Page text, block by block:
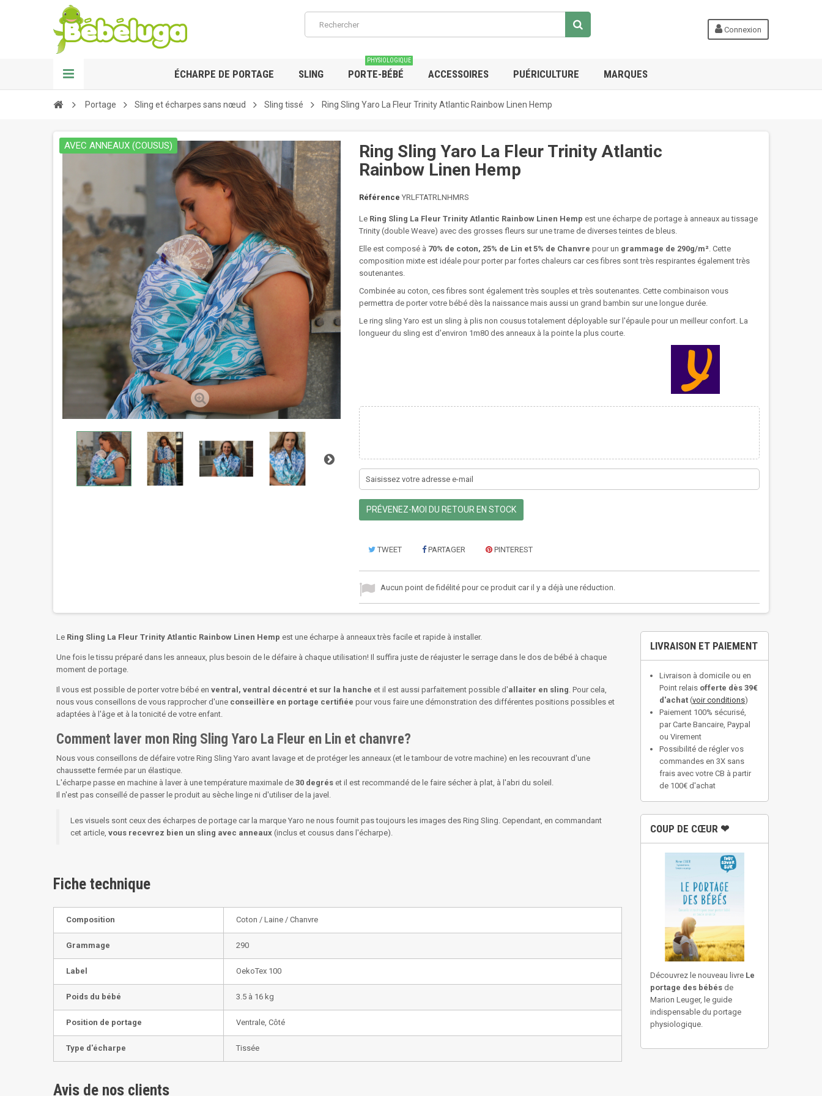
Connexion
ÉCHARPE DE PORTAGE SLING PORTE-BÉBÉ
PHYSIOLOGIQUE
ACCESSOIRES PUÉRICULTURE MARQUES
Portage Sling et écharpes sans nœud Sling tissé Ring Sling Yaro La Fleur Trinity Atlantic Rainbow Linen Hemp
AVEC ANNEAUX (COUSUS)
Ring Sling Yaro La Fleur Trinity Atlantic
Rainbow Linen Hemp
Référence YRLFTATRLNHMRS
Le Ring Sling La Fleur Trinity Atlantic Rainbow Linen Hemp est une écharpe de portage à anneaux au tissage
Trinity (double Weave) avec des grosses fleurs sur une trame de diverses teintes de bleus.
Elle est composé à 70% de coton, 25% de Lin et 5% de Chanvre pour un grammage de 290g/m². Cette
composition mixte est idéale pour porter par fortes chaleurs car ces fibres sont très respirantes également très
soutenantes.
Combinée au coton, ces fibres sont également très souples et très soutenantes. Cette combinaison vous
permettra de porter votre bébé dès la naissance mais aussi un grand bambin sur une longue durée.
Le ring sling Yaro est un sling à plis non cousus totalement déployable sur l'épaule pour un meilleur confort. La
longueur du sling est d'environ 1m80 des anneaux à la pointe la plus courte.
PRÉVENEZ-MOI DU RETOUR EN STOCK
TWEET PARTAGER PINTEREST
Aucun point de fidélité pour ce produit car il y a déjà une réduction.
Le Ring Sling La Fleur Trinity Atlantic Rainbow Linen Hemp est une écharpe à anneaux très facile et rapide à installer.
Une fois le tissu préparé dans les anneaux, plus besoin de le défaire à chaque utilisation! Il suffira juste de réajuster le serrage dans le dos de bébé à chaque
moment de portage.
Il vous est possible de porter votre bébé en ventral, ventral décentré et sur la hanche et il est aussi parfaitement possible d'allaiter en sling. Pour cela,
nous vous conseillons de vous rapprocher d'une conseillère en portage certifiée pour vous faire une démonstration des différentes positions possibles et
adaptées à l'âge et à la tonicité de votre enfant.
Comment laver mon Ring Sling Yaro La Fleur en Lin et chanvre?
Nous vous conseillons de défaire votre Ring Sling Yaro avant lavage et de protéger les anneaux (et le tambour de votre machine) en les recouvrant d'une
chaussette fermée par un élastique.
L'écharpe passe en machine à laver à une température maximale de 30 degrés et il est recommandé de le faire sécher à plat, à l'abri du soleil.
Il n'est pas conseillé de passer le produit au sèche linge ni d'utiliser de la javel.
Les visuels sont ceux des écharpes de portage car la marque Yaro ne nous fournit pas toujours les images des Ring Sling. Cependant, en commandant
cet article, vous recevrez bien un sling avec anneaux (inclus et cousus dans l'écharpe).
Fiche technique
Composition Coton / Laine / Chanvre
Grammage 290
Label OekoTex 100
Poids du bébé 3.5 à 16 kg
Position de portage Ventrale, Côté
Type d'écharpe Tissée
Avis de nos clients
LIVRAISON ET PAIEMENT
Livraison à domicile ou en
Point relais offerte dès 39€
d'achat (voir conditions)
Paiement 100% sécurisé,
par Carte Bancaire, Paypal
ou Virement
Possibilité de régler vos
commandes en 3X sans
frais avec votre CB à partir
de 100€ d'achat
COUP DE CŒUR ❤
Découvrez le nouveau livre Le
portage des bébés de
Marion Leuger, le guide
indispensable du portage
physiologique.